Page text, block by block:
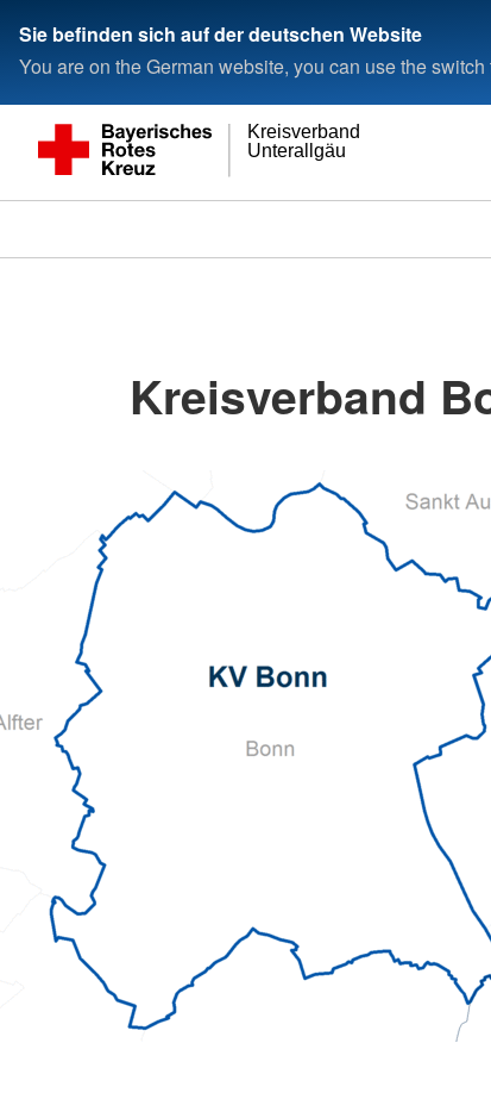
Sie befinden sich auf der deutschen Website
You are on the German website, you can use the
Unterallgäu
Kreisverband
Kreisverband